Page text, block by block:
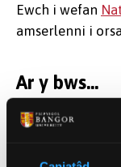
Ewch i wefan
amserlenni i
Ar y bws...
Mae nifer o
Fangor. Os
Traveline